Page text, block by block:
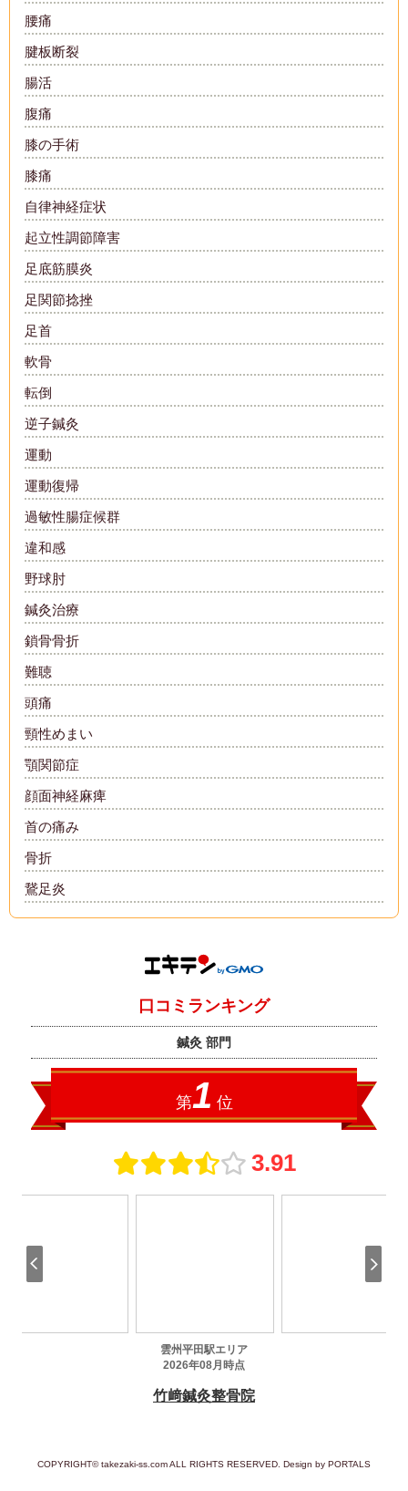
腰痛
腱板断裂
腸活
腹痛
膝の手術
膝痛
自律神経症状
起立性調節障害
足底筋膜炎
足関節捻挫
足首
軟骨
転倒
逆子鍼灸
運動
運動復帰
過敏性腸症候群
違和感
野球肘
鍼灸治療
鎖骨骨折
難聴
頭痛
頸性めまい
顎関節症
顔面神経麻痺
首の痛み
骨折
鵞足炎
COPYRIGHT© takezaki-ss.com ALL RIGHTS RESERVED. Design by PORTALS